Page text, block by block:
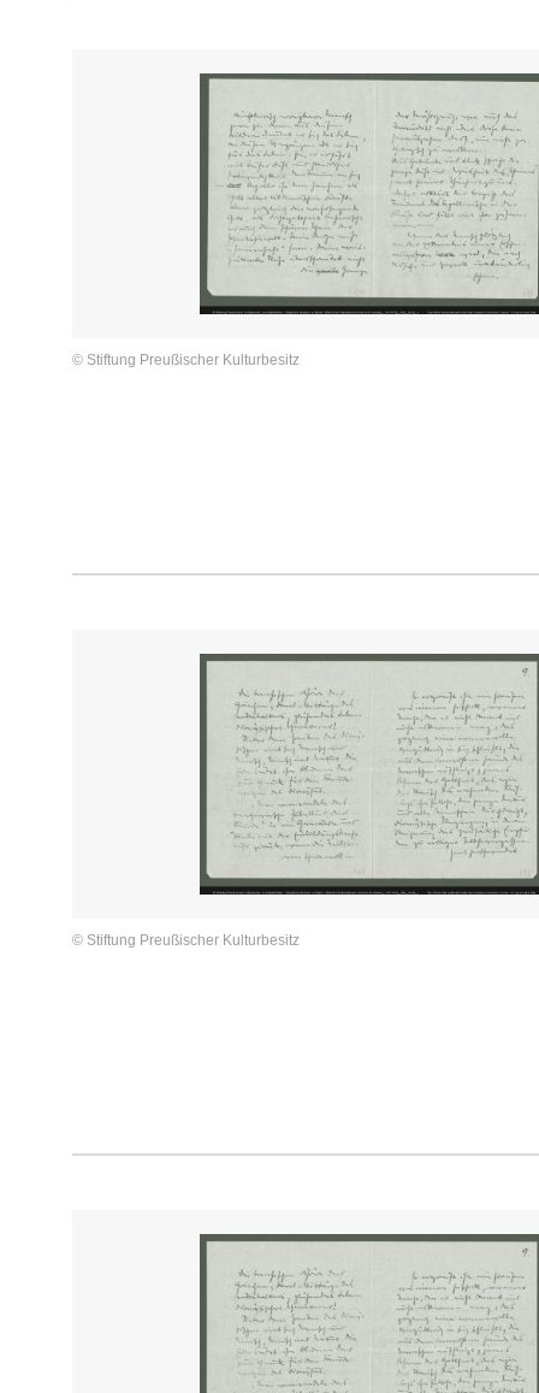
© Stiftung Preußischer Kulturbesitz
© Stiftung Preußischer Kulturbesitz